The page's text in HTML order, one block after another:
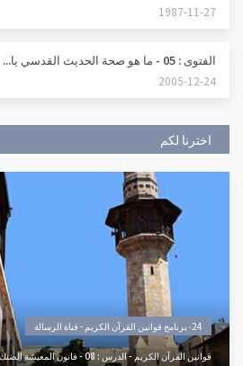
1987-11-27
الفتوى : 05 - ما هو صحة الحديث القدسي يا...
2005-12-24
اخترنا لكم
٠24برنامج قوانين القرآن الكريم - قناة الرسالة
قوانين القرآن الكريم - الدرس : 08 - قانون المعيشة الضنك